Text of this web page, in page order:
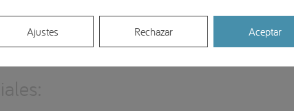
cotas deeficiencia rentabilidad. ¡Os esperamos!
Aceptar
Rechazar
Ajustes